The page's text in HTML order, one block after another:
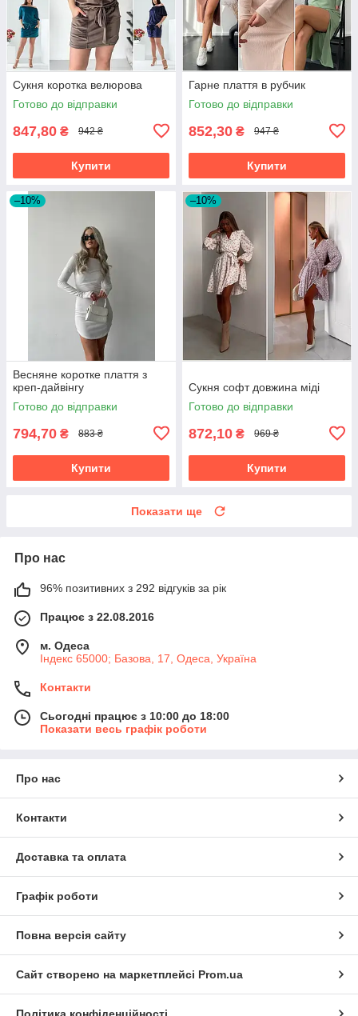
Сукня коротка велюрова
Готово до відправки
847,80 ₴ 942 ₴
Купити
Гарне плаття в рубчик
Готово до відправки
852,30 ₴ 947 ₴
Купити
–10%
Весняне коротке плаття з
креп-дайвінгу
Готово до відправки
794,70 ₴ 883 ₴
Купити
–10%
Сукня софт довжина міді
Готово до відправки
872,10 ₴ 969 ₴
Купити
Показати ще
Про нас
96% позитивних з 292 відгуків за рік
Працює з 22.08.2016
м. Одеса
Індекс 65000; Базова, 17, Одеса, Україна
Контакти
Сьогодні працює з 10:00 до 18:00
Показати весь графік роботи
Про нас
Контакти
Доставка та оплата
Графік роботи
Повна версія сайту
Сайт створено на маркетплейсі Prom.ua
Політика конфіденційності